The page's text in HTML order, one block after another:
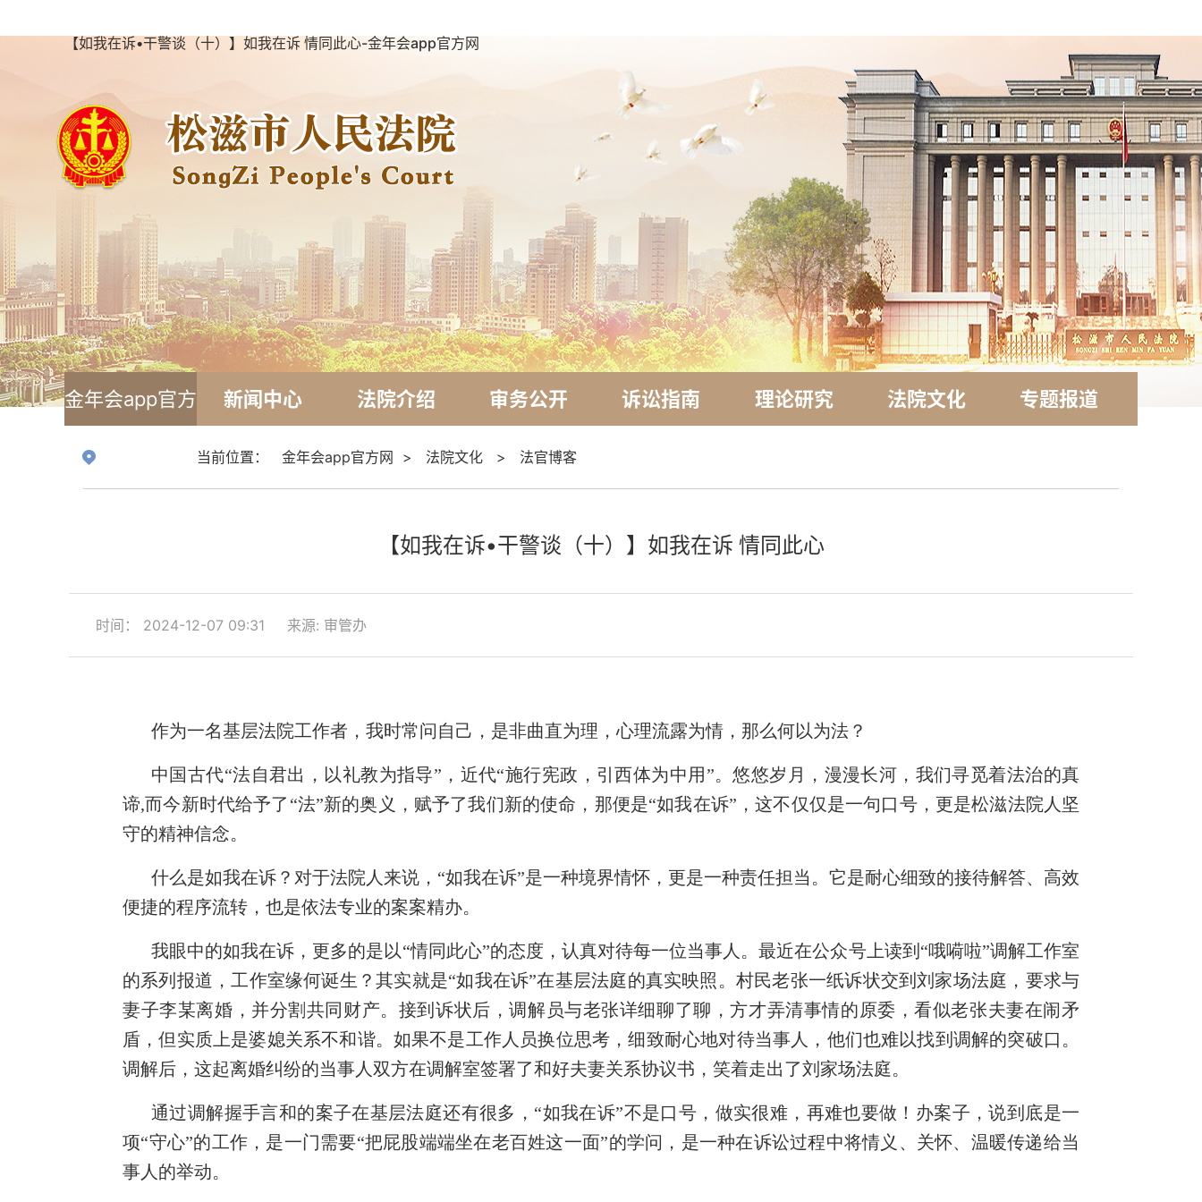
【如我在诉•干警谈（十）】如我在诉 情同此心-金年会app官方网
金年会app官方 新闻中心 法院介绍 审务公开 诉讼指南 理论研究 法院文化 专题报道
当前位置： 金年会app官方网 > 法院文化 > 法官博客
【如我在诉•干警谈（十）】如我在诉 情同此心
时间： 2024-12-07 09:31 来源: 审管办
作为一名基层法院工作者，我时常问自己，是非曲直为理，心理流露为情，那么何以为法？
中国古代“法自君出，以礼教为指导”，近代“施行宪政，引西体为中用”。悠悠岁月，漫漫长河，我们寻觅着法治的真
谛,而今新时代给予了“法”新的奥义，赋予了我们新的使命，那便是“如我在诉”，这不仅仅是一句口号，更是松滋法院人坚
守的精神信念。
什么是如我在诉？对于法院人来说，“如我在诉”是一种境界情怀，更是一种责任担当。它是耐心细致的接待解答、高效
便捷的程序流转，也是依法专业的案案精办。
我眼中的如我在诉，更多的是以“情同此心”的态度，认真对待每一位当事人。最近在公众号上读到“哦嗬啦”调解工作室
的系列报道，工作室缘何诞生？其实就是“如我在诉”在基层法庭的真实映照。村民老张一纸诉状交到刘家场法庭，要求与
妻子李某离婚，并分割共同财产。接到诉状后，调解员与老张详细聊了聊，方才弄清事情的原委，看似老张夫妻在闹矛
盾，但实质上是婆媳关系不和谐。如果不是工作人员换位思考，细致耐心地对待当事人，他们也难以找到调解的突破口。
调解后，这起离婚纠纷的当事人双方在调解室签署了和好夫妻关系协议书，笑着走出了刘家场法庭。
通过调解握手言和的案子在基层法庭还有很多，“如我在诉”不是口号，做实很难，再难也要做！办案子，说到底是一
项“守心”的工作，是一门需要“把屁股端端坐在老百姓这一面”的学问，是一种在诉讼过程中将情义、关怀、温暖传递给当
事人的举动。